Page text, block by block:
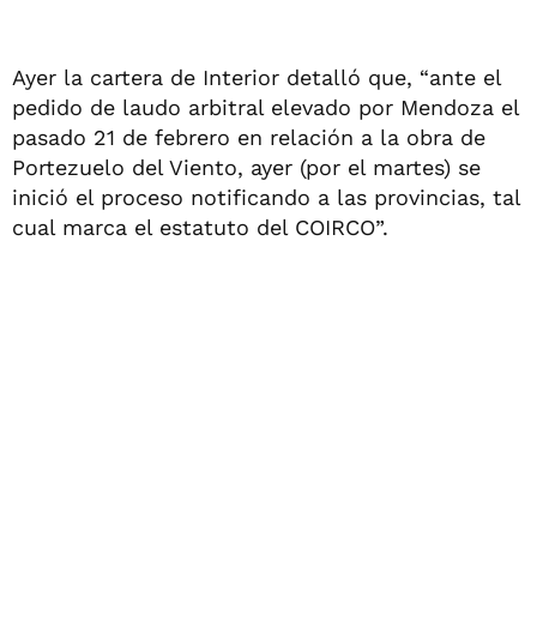
Ayer la cartera de Interior detalló que, “ante el
pedido de laudo arbitral elevado por Mendoza el
pasado 21 de febrero en relación a la obra de
Portezuelo del Viento, ayer (por el martes) se
inició el proceso notificando a las provincias, tal
cual marca el estatuto del COIRCO”.